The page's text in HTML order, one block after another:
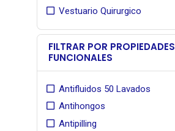
Vestuario Quirurgico
FILTRAR POR PROPIEDADES
FUNCIONALES
Antifluidos 50 Lavados
Antihongos
Antipilling